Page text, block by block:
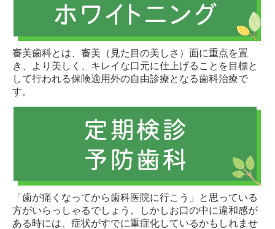
審美歯科とは、審美（見た目の美しさ）面に重点を置
き、より美しく、キレイな口元に仕上げることを目標と
して行われる保険適用外の自由診療となる歯科治療で
す。
「歯が痛くなってから歯科医院に行こう」と思っている
方がいらっしゃるでしょう。しかしお口の中に違和感が
ある時には、症状がすでに重症化しているかもしれませ